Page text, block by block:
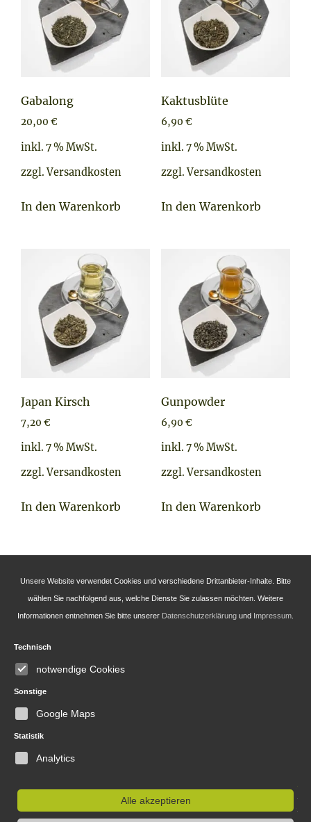
Gabalong
20,00 €
inkl. 7 % MwSt.
zzgl.Versandkosten
In den Warenkorb
Kaktusblüte
6,90 €
inkl. 7 % MwSt.
zzgl.Versandkosten
In den Warenkorb
Japan Kirsch
7,20 €
inkl. 7 % MwSt.
zzgl.Versandkosten
In den Warenkorb
Gunpowder
6,90 €
inkl. 7 % MwSt.
zzgl.Versandkosten
In den Warenkorb
Teehaus Erfurt
Anger 1-3, 99084 Erfurt
0176 84 23 57 03
info@teehaus-erfurt.de
Unsere Website verwendet Cookies und verschiedene Drittanbieter-Inhalte. Bitte
wählen Sie nachfolgend aus, welche Dienste Sie zulassen möchten. Weitere
Informationen entnehmen Sie bitte unserer Datenschutzerklärung und Impressum
Technisch
notwendige Cookies
Sonstige
Google Maps
Statistik
Analytics
Alle akzeptieren